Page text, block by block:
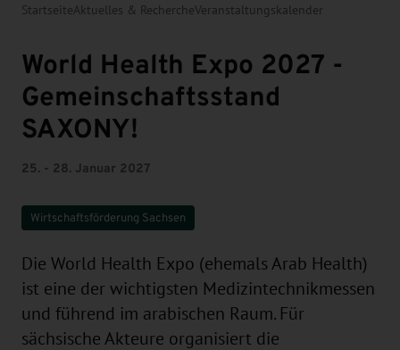
StartseiteAktuelles & RechercheVeranstaltungskalender
World Health Expo 2027 -
Gemeinschaftsstand
SAXONY!
25. - 28. Januar 2027
Wirtschaftsförderung Sachsen
Die World Health Expo (ehemals Arab Health)
ist eine der wichtigsten Medizintechnikmessen
und führend im arabischen Raum. Für
sächsische Akteure organisiert die